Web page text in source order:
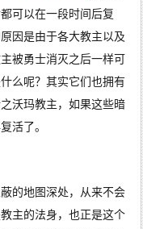
可以在一段时间后复
因是由于各大教主以及
被勇士消灭之后一样可
么呢？其实它们也拥有
沃玛教主，如果这些暗
活了。
的地图深处，从来不会
主的法身，也正是这个